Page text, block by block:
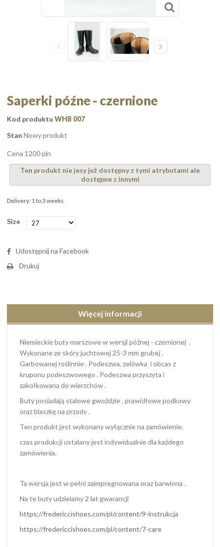
Saperki późne - czernione
Kod produktu WHB 007
Stan Nowy produkt
Cena 1200 pln
Ten produkt nie jesy już dostępny z tymi atrybutami ale
dostępne z innymi
Delivery: 1 to 3 weeks
Size
Udostępnij na Facebook
Drukuj
Więcej informacji
Niemieckie buty marszowe w wersji późnej - czernionej .
Wykonane ze skóry juchtowej 25-3 mm grubej .
Garbowanej roślinnie . Podeszwa, zelówka i obcas z
kruponu podeszwowego . Podeszwa przyszyta i
zakołkowana do wierzchów .
Buty posiadają stalowe gwoździe , prawidłowe podkowy
oraz blaszkę na przody .
Ten produkt jest wykonany wyłącznie na zamówienie.
czas produkcji ustalany jest indywidualnie dla każdego
zamówienia.
Ta wersja jest w pełni zaimpregnowana oraz barwiona .
Na te buty udzielamy 2 lat gwarancji
https://fredericcishoes.com/pl/content/9-instrukcja
https://fredericcishoes.com/pl/content/7-care